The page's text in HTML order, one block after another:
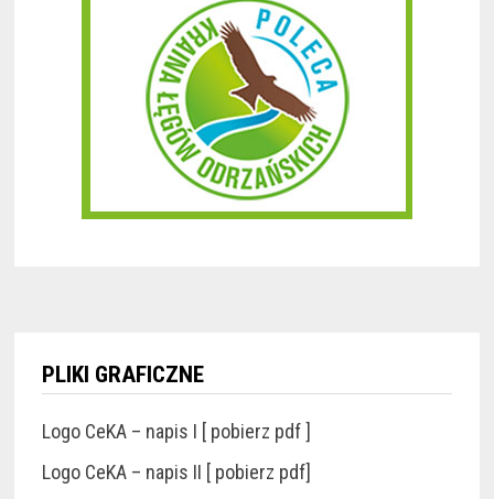
PLIKI GRAFICZNE
Logo CeKA – napis I [ pobierz pdf ]
Logo CeKA – napis II [ pobierz pdf]